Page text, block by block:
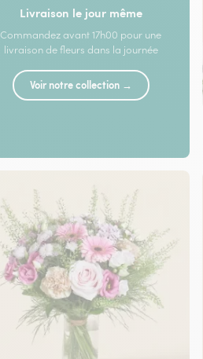
Livraison le jour même
Commandez avant 17h00 pour une
livraison de fleurs dans la journée
Voir notre collection →